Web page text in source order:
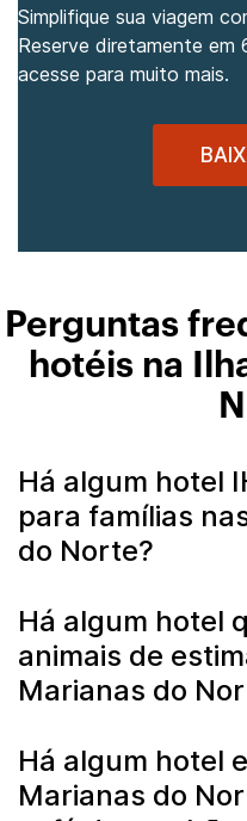
Simplifique sua viagem
Reserve diretamente
acesse para muito mais.
Perguntas
hotéis na
Há algum hotel
para famílias
do Norte?
Há algum hotel
animais de
Marianas do
Há algum hotel
Marianas do